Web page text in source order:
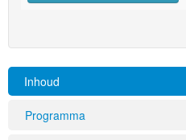
Inhoud
Programma